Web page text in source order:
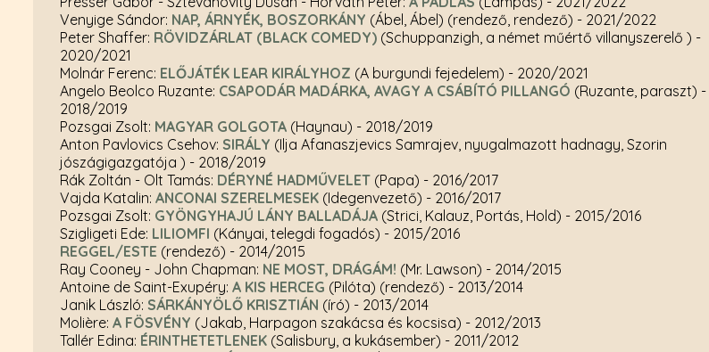
Venyige Sándor: NAP, ÁRNYÉK, BOSZORKÁNY (Ábel, Ábel) (rendező, rendező) - 2021/2022
Peter Shaffer: RÖVIDZÁRLAT (BLACK COMEDY) (Schuppanzigh, a német műértő villanyszerelő ) -
2020/2021
Molnár Ferenc: ELŐJÁTÉK LEAR KIRÁLYHOZ (A burgundi fejedelem) - 2020/2021
Angelo Beolco Ruzante: CSAPODÁR MADÁRKA, AVAGY A CSÁBÍTÓ PILLANGÓ (Ruzante, paraszt) -
2018/2019
Pozsgai Zsolt: MAGYAR GOLGOTA (Haynau) - 2018/2019
Anton Pavlovics Csehov: SIRÁLY (Ilja Afanaszjevics Samrajev, nyugalmazott hadnagy, Szorin
jószágigazgatója ) - 2018/2019
Rák Zoltán - Olt Tamás: DÉRYNÉ HADMŰVELET (Papa) - 2016/2017
Vajda Katalin: ANCONAI SZERELMESEK (Idegenvezető) - 2016/2017
Pozsgai Zsolt: GYÖNGYHAJÚ LÁNY BALLADÁJA (Strici, Kalauz, Portás, Hold) - 2015/2016
Szigligeti Ede: LILIOMFI (Kányai, telegdi fogadós) - 2015/2016
REGGEL/ESTE (rendező) - 2014/2015
Ray Cooney - John Chapman: NE MOST, DRÁGÁM! (Mr. Lawson) - 2014/2015
Antoine de Saint-Exupéry: A KIS HERCEG (Pilóta) (rendező) - 2013/2014
Janik László: SÁRKÁNYÖLŐ KRISZTIÁN (író) - 2013/2014
Molière: A FÖSVÉNY (Jakab, Harpagon szakácsa és kocsisa) - 2012/2013
Tallér Edina: ÉRINTHETETLENEK (Salisbury, a kukásember) - 2011/2012